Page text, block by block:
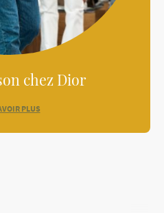
chez Dior
PLUS